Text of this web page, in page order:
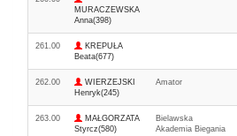
MURACZEWSKA
Anna(398)
261.00
KREPUŁA
Beata(677)
262.00
WIERZEJSKI
Henryk(245)
Amator
263.00
MAŁGORZATA
Styrcz(580)
Bielawska
Akademia Biegania